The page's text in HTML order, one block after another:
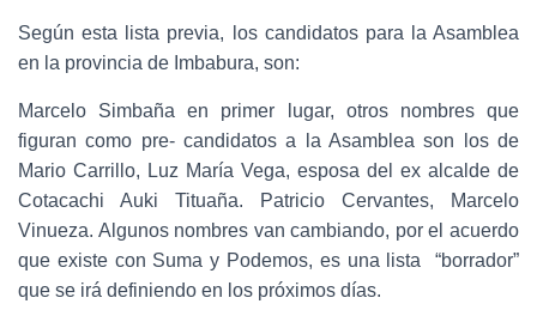
Según esta lista previa, los candidatos para la Asamblea
en la provincia de Imbabura, son:
Marcelo Simbaña en primer lugar, otros nombres que
figuran como pre- candidatos a la Asamblea son los de
Mario Carrillo, Luz María Vega, esposa del ex alcalde de
Cotacachi Auki Tituaña. Patricio Cervantes, Marcelo
Vinueza. Algunos nombres van cambiando, por el acuerdo
que existe con Suma y Podemos, es una lista “borrador”
que se irá definiendo en los próximos días.